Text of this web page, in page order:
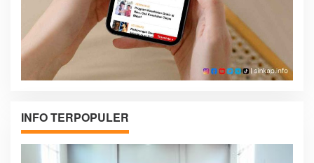
INFO TERPOPULER